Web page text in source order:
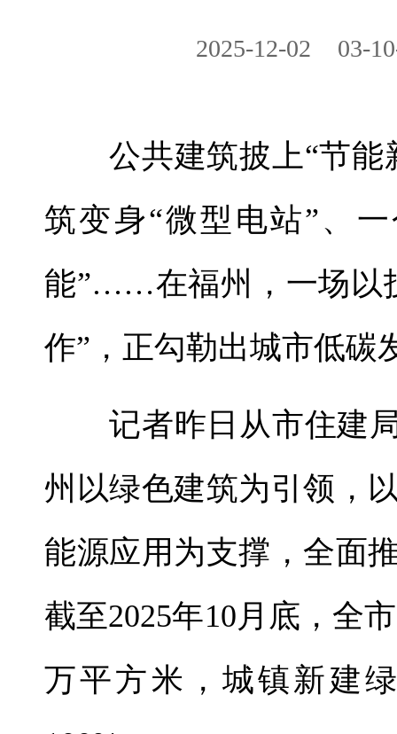
2025-12-02 03-
公共建筑披上“节能
筑变身“微型电站”、
能”……在福州，一场以
作”，正勾勒出城市低碳
记者昨日从市住建局
州以绿色建筑为引领，
能源应用为支撑，全面
截至2025年10月底，全
万平方米，城镇新建